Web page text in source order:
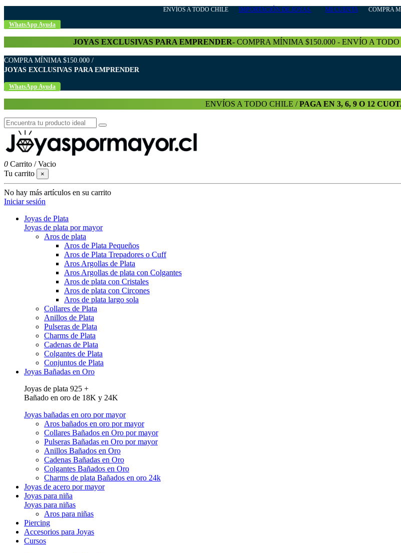
ENVÍOS A TODO CHILE IMPORTACIÓN DE JOYAS MI CUENTACOMPRA
WhatsApp Ayuda
JOYAS EXCLUSIVAS PARA EMPRENDER- COMPRA MÍNIMA $150.000 - ENVÍO A
COMPRA MÍNIMA $150.000 /
JOYAS EXCLUSIVAS PARA EMPRENDER
WhatsApp Ayuda
ENVÍOS A TODO CHILE /PAGA EN 3, 6, 9 O 12
0 Carrito /Vacio
Tu carrito
×
No hay más artículos en su carrito
Iniciar sesión
Joyas de Plata
Joyas de plata por mayor
Aros de plata
Aros de Plata Pequeños
Aros de Plata Trepadores o Cuff
Aros Argollas de Plata
Aros Argollas de plata con Colgantes
Aros de plata con Cristales
Aros de plata con Circones
Aros de plata largo sola
Collares de Plata
Anillos de Plata
Pulseras de Plata
Charms de Plata
Cadenas de Plata
Colgantes de Plata
Conjuntos de Plata
Joyas Bañadas en Oro
Joyas de plata 925 +
Bañado en oro de 18K y 24K
Joyas bañadas en oro por mayor
Aros bañados en oro por mayor
Collares Bañados en Oro por mayor
Pulseras Bañadas en Oro por mayor
Anillos Bañados en Oro
Cadenas Bañadas en Oro
Colgantes Bañados en Oro
Charms de plata Bañados en oro 24k
Joyas de acero por mayor
Joyas para niña
Joyas para niñas
Aros para niñas
Piercing
Accesorios para Joyas
Cursos